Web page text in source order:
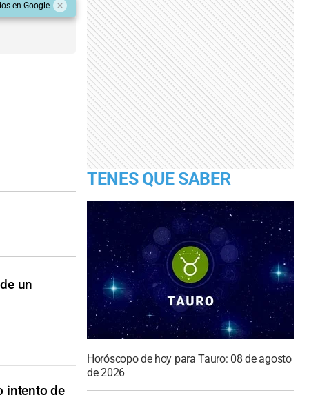
en Google
un
intento de
TENES QUE SABER
Horóscopo de hoy para Tauro: 08 de agosto
de 2026